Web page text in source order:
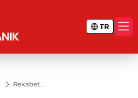
TR
Rekabet